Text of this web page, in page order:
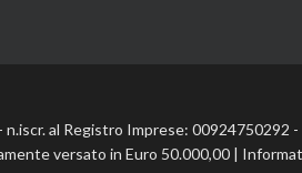
al Registro Imprese: 00924750292 -
versato in Euro 50.000,00 |